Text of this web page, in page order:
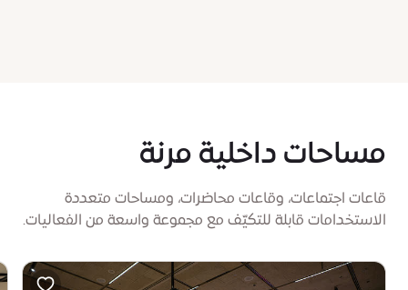
مساحات داخلية مرنة
قاعات اجتماعات، وقاعات محاضرات، ومساحات متعددة
الاستخدامات قابلة للتكيّف مع مجموعة واسعة من الفعاليات.